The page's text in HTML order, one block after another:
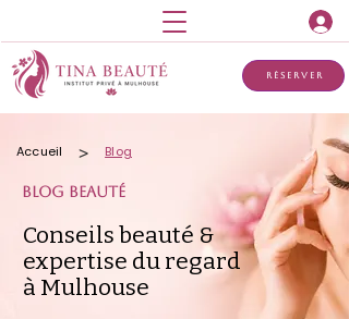
Réserver
Accueil > Blog
BLOG BEAUTé
Conseils beauté &
expertise du regard
à Mulhouse